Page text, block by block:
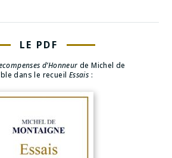
LE PDF
d’Honneur de Michel de
dans le recueil Essais :